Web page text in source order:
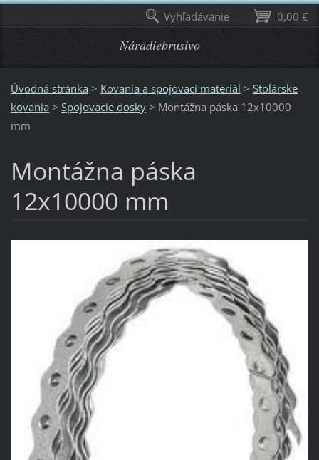
Náradiebrusivo
Úvodná stránka > Kovania a spojovací materiál > Stolárske
kovania > Spojovacie dosky > Montážna páska 12x10000
mm
Montážna páska
12x10000 mm
0,00 €
Vyhľadávanie